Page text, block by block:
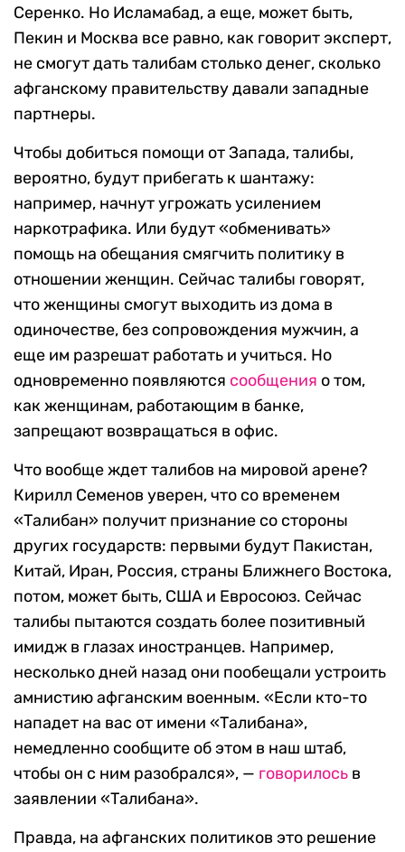
Серенко. Но Исламабад, а еще, может быть,
Пекин и Москва все равно, как говорит эксперт,
не смогут дать талибам столько денег, сколько
афганскому правительству давали западные
партнеры.
Чтобы добиться помощи от Запада, талибы,
вероятно, будут прибегать к шантажу:
например, начнут угрожать усилением
наркотрафика. Или будут «обменивать»
помощь на обещания смягчить политику в
отношении женщин. Сейчас талибы говорят,
что женщины смогут выходить из дома в
одиночестве, без сопровождения мужчин, а
еще им разрешат работать и учиться. Но
одновременно появляются сообщения о том,
как женщинам, работающим в банке,
запрещают возвращаться в офис.
Что вообще ждет талибов на мировой арене?
Кирилл Семенов уверен, что со временем
«Талибан» получит признание со стороны
других государств: первыми будут Пакистан,
Китай, Иран, Россия, страны Ближнего Востока,
потом, может быть, США и Евросоюз. Сейчас
талибы пытаются создать более позитивный
имидж в глазах иностранцев. Например,
несколько дней назад они пообещали устроить
амнистию афганским военным. «Если кто-то
нападет на вас от имени «Талибана»,
немедленно сообщите об этом в наш штаб,
чтобы он с ним разобрался», — говорилось в
заявлении «Талибана».
Правда, на афганских политиков это решение